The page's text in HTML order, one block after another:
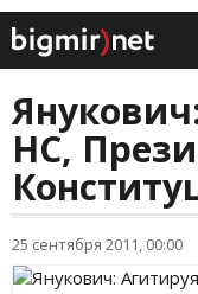
НС,
25 сентября 2011, 00:00